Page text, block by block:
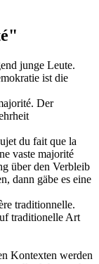
junge Leute.
ist die
. Der
du fait que la
vaste majorité
über den Verbleib
dann gäbe es eine
traditionnelle.
traditionelle Art
Kontexten werden